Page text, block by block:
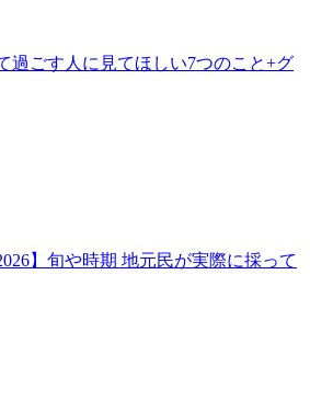
過ごす人に見てほしい7つのこと+グ
】旬や時期 地元民が実際に採って